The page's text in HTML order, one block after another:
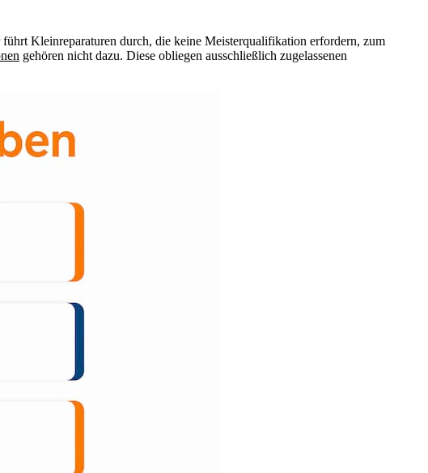
Kleinreparaturen durch, die keine Meisterqualifikation erfordern, zum
gehören nicht dazu. Diese obliegen ausschließlich zugelassenen